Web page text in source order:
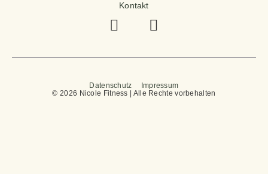
Kontakt
Datenschutz
Impressum
© 2026 Nicole Fitness | Alle Rechte vorbehalten